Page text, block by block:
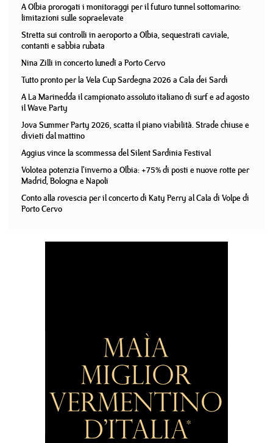
A Olbia prorogati i monitoraggi per il futuro tunnel sottomarino:
limitazioni sulle sopraelevate
Stretta sui controlli in aeroporto a Olbia, sequestrati caviale,
contanti e sabbia rubata
Nina Zilli in concerto lunedì a Porto Cervo
Tutto pronto per la Vela Cup Sardegna 2026 a Cala dei Sardi
A La Marinedda il campionato assoluto italiano di surf e ad agosto
il Wave Party
Jova Summer Party 2026, scatta il piano viabilità. Strade chiuse e
divieti dal mattino
Aggius vince la scommessa del Silent Sardinia Festival
Volotea potenzia l'inverno a Olbia: +75% di posti e nuove rotte per
Madrid, Bologna e Napoli
Conto alla rovescia per il concerto di Katy Perry al Cala di Volpe di
Porto Cervo